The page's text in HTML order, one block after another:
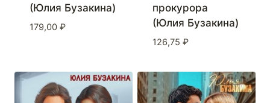
(Юлия Бузакина)
179,00 ₽
прокурора
(Юлия Бузакина)
126,75 ₽